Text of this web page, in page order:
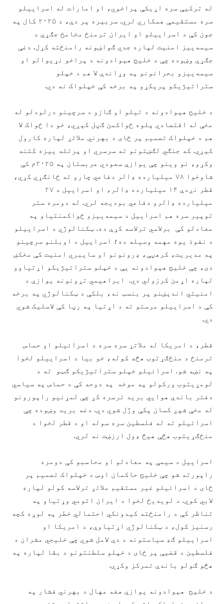
له ترکیې سره اړیکې پراخوي، او امارات له اسراییلو
سره مستقیمې همکاري لري. سربېره پر دې، د ۲۰۲۵ کال په
جون کې د اسراییلو او ایران ترمنځ مخامخ جګړې د
سیمه‌ییز امنیت لپاره جدي ګواښونه رامنځته کړل. دغې
جګړې وښوده چې د خلیج هېوادونه د پراخو نړیوالو او
سیمه‌ییزو بحرانونو په وړاندې لا هم د خپلو
ستراتیژیکو پرېکړو په برخه کې خپلواک نه دي.
د خلیج هېوادونه د تيلو او ګازو د سرچينو درلودلو له
مخې له اقتصادي پلوه ځواکمن ګڼل کېږي، خو دا ځواک لا
هم د خپلواک تصمیم پر ځای د بهرني ملاتړ لپاره کارول
کېږي. که جنګي لګښتونو ته سرسري او پرتله ييزه کتنه
وکړو، نو وينو چې یوازې سعودي عربستان په ۲۰۲۵م کې
شاوخوا ۷۸ میلیارده ډالر دفاعي چارو ته ځانګړي کړي،
قطر نږدې ۱۴ میلیارده ډالر، او اسراییل د ۲۷
میلیارده ډالرو دفاعي بودیجه لري. له دومره ستر
توپير سره هم اسراییل د سیمه‌ییزو ځواکمنتیاو په
معادلو کې برلاسي ترلاسه کړې ده. ټکنالوژي د اسراییلو
د نفوذ یوه مهمه وسیله ده؛ اسراییل د اوبلنو سرچينو
په مدیریت، کرهڼې، ډرونونو او سایبري امنیت کې مخکښ
دی، چې خلیج هېوادونه یې د خپلو ستراتیژیکو اړتیاوو
لپاره اړمن کرزولي دي. ابراهیمي تړونونه یوازې د
امنیتي اندېښنو پر بنسټ نه، بلکې د ټکنالوژي په برخه
کې د اسراییلو مرستو ته د اړتیا په رڼا کې لاسلیک شوي
دي.
قطر، د امریکا له ملاتړ سره سره د اسرائیلو او حماس
ترمنځ د منځګړتوب هڅه کوله، خو بيا د اسراییلو لخوا
په نښه شو. اسرائیلو خپلو ستراتیژیکو ګټو ته د
لومړيتوب ورکولو په موخه په دوحه کې د حماس په سياسي
دفتر باندې هوايي برید ترسره کړ چې لمړنيو راپورونو
له مخې شپږ کسان پکې وژل شوي دي. دغه بريد وښوده چې
اسرائیلو ته له فلسطين سره سوله او د قطر لخوا د
منځګړیتوب هڅې هيڅ ډول ارزښت نه لري.
اسراییل د سیمې په معادلو او محاسبو کې دومره
راپورته شو چې خلیج حاکمان اوس د خپلواک تصمیم پر
ځای د اسرائیلو غیر مستقیم ملاتړ ترلاسه کولو لپاره
لابي کوي. د لويديځ لخوا د ایران اتومي وړتياو په
تناظر کې د رامنځته کيدونکي احتمالي خطر په لوړه کچه
رسنيز کول، د ټکنالوژي اړتیاوې، د امریکا او
اسراییلو ګډ سیاستونه د دې لامل شوي چې خلیجي مشران د
فلسطین د قضیې پر ځای د خپلو سلطنتونو د بقا لپاره په
هڅو ګولو باندې تمرکز وکړي.
د خلیج هېوادونه يوازې هغه مهال د بهرني فشار په